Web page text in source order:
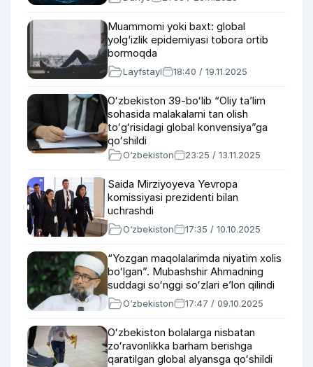
Muammomi yoki baxt: global
yolg‘izlik epidemiyasi tobora ortib
bormoqda
Layfstayl 18:40 / 19.11.2025
Oʻzbekiston 39-boʻlib “Oliy taʼlim
sohasida malakalarni tan olish
toʻgʻrisidagi global konvensiya”ga
qoʻshildi
O‘zbekiston 23:25 / 13.11.2025
Saida Mirziyoyeva Yevropa
komissiyasi prezidenti bilan
uchrashdi
O‘zbekiston 17:35 / 10.10.2025
“Yozgan maqolalarimda niyatim xolis
boʻlgan”. Mubashshir Ahmadning
suddagi soʻnggi soʻzlari eʼlon qilindi
O‘zbekiston 17:47 / 09.10.2025
Oʻzbekiston bolalarga nisbatan
zoʻravonlikka barham berishga
qaratilgan global alyansga qoʻshildi